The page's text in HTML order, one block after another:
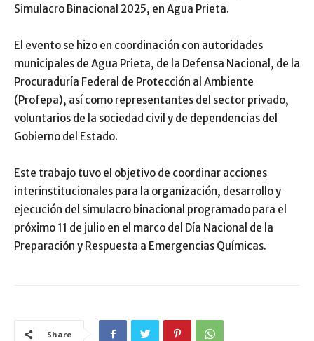
Simulacro Binacional 2025, en Agua Prieta.
El evento se hizo en coordinación con autoridades
municipales de Agua Prieta, de la Defensa Nacional, de la
Procuraduría Federal de Protección al Ambiente
(Profepa), así como representantes del sector privado,
voluntarios de la sociedad civil y de dependencias del
Gobierno del Estado.
Este trabajo tuvo el objetivo de coordinar acciones
interinstitucionales para la organización, desarrollo y
ejecución del simulacro binacional programado para el
próximo 11 de julio en el marco del Día Nacional de la
Preparación y Respuesta a Emergencias Químicas.
Share